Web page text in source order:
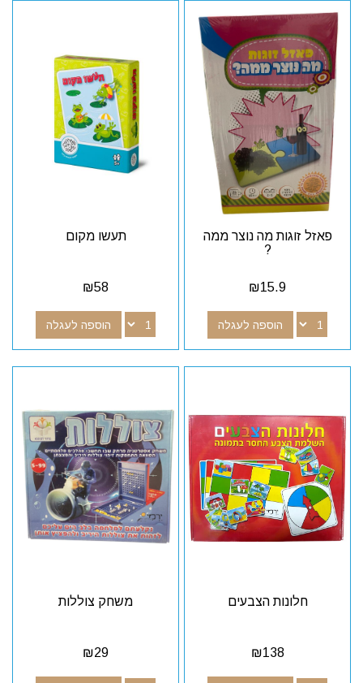
פאזל זוגות מה נוצר ממה
?
₪15.9
הוספה לעגלה
תעשו מקום
₪58
הוספה לעגלה
חלונות הצבעים
₪138
משחק צוללות
₪29